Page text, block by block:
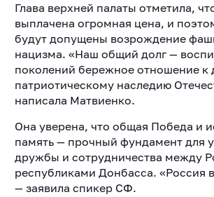
Глава верхней палаты отметила,
выплачена огромная цена, и
будут допущены возрождение
нацизма. «Наш общий долг —
поколений бережное отношение к
патриотическому наследию
написала Матвиенко.
Она уверена, что общая Победа и
память — прочный фундамент для
дружбы и сотрудничества между
республиками Донбасса. «Россия
— заявила спикер СФ.